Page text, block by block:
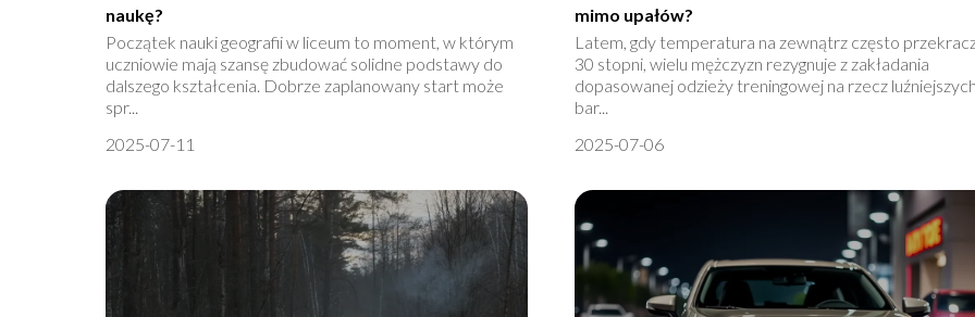
naukę?
Początek nauki geografii w liceum to moment, w którym
uczniowie mają szansę zbudować solidne podstawy do
dalszego kształcenia. Dobrze zaplanowany start może
spr...
2025-07-11
mimo upałów?
Latem, gdy temperatura na zewnątrz często
30 stopni, wielu mężczyzn rezygnuje z zakładania
dopasowanej odzieży treningowej na rzecz
bar...
2025-07-06